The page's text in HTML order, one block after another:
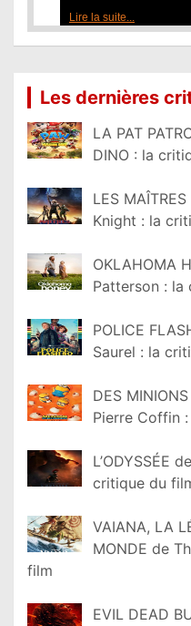
Lire la suite...
Les dernières
LA PAT
DINO : la
LES
Knight : la
OKLAHOMA
Patterson : la
POLICE
Saurel : la
DES
Pierre Coffin
L’ODYSSÉE
critique du
VAIANA, LA
MONDE de
film
EVIL DEAD